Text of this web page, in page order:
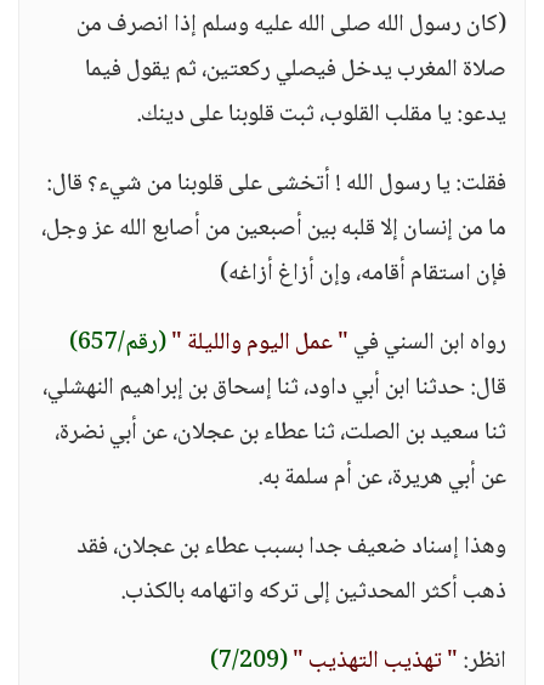
(كان رسول الله صلى الله عليه وسلم إذا انصرف من
صلاة المغرب يدخل فيصلي ركعتين، ثم يقول فيما
يدعو: يا مقلب القلوب، ثبت قلوبنا على دينك.
فقلت: يا رسول الله ! أتخشى على قلوبنا من شيء؟ قال:
ما من إنسان إلا قلبه بين أصبعين من أصابع الله عز وجل،
فإن استقام أقامه، وإن أزاغ أزاغه)
رواه ابن السني في" عمل اليوم والليلة "(رقم/657)
قال: حدثنا ابن أبي داود، ثنا إسحاق بن إبراهيم النهشلي،
ثنا سعيد بن الصلت، ثنا عطاء بن عجلان، عن أبي نضرة،
عن أبي هريرة، عن أم سلمة به.
وهذا إسناد ضعيف جدا بسبب عطاء بن عجلان، فقد
ذهب أكثر المحدثين إلى تركه واتهامه بالكذب.
انظر:" تهذيب التهذيب "(7/209)